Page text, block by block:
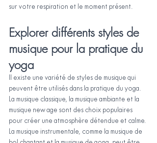
sur votre respiration et le moment présent.
Explorer différents styles de
musique pour la pratique du
yoga
Il existe une variété de styles de musique qui
peuvent être utilisés dans la pratique du yoga.
La musique classique, la musique ambiante et la
musique new age sont des choix populaires
pour créer une atmosphère détendue et calme.
La musique instrumentale, comme la musique de